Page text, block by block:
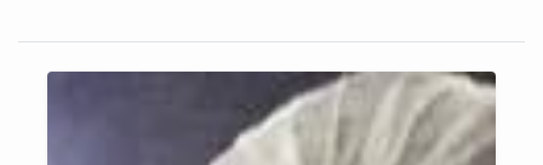
exercitando o protagonismo, colaboração, comunicação e análise